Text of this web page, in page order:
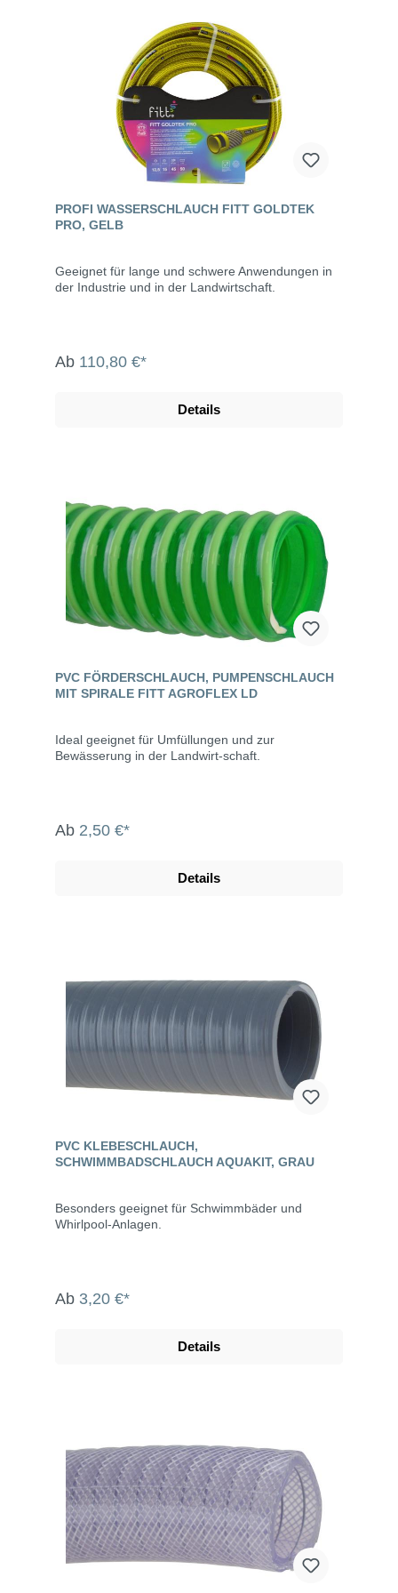
unter Druck. Eine sehr glatte Schlauchseele
erleichtert den Wasserdurchfluss und garantiert
eine gleichmäßige Durchflussmenge. Der
TRICOFLEX® Schlauch hat eine sehr dicke
Wandstärke und wird aus Qualitätsrohstoffen
hergestellt. Dadurch hat der Schlauch eine höhere
Alterungsbeständigkeit und Flexibilität. Die Decke
aus gelbem PVC schützt den Schlauch vor Abrieb
und UV-Strahlen. Schlauchseele: Weich-PVC,
schwarz, glattEinlagen: TNT Trikot-
GewebeZwischenschicht: Weich-
PVCSchlauchdecke: Weich-PVC, gelb, glatt, UV-
beständig, abriebfest Temperaturbereich: -15°C bis
+60°CBiegeradius: 500 mmBetriebsdruck: 8 bar
PROFI WASSERSCHLAUCH FITT GOLDTEK
PRO, GELB
Geeignet für lange und schwere Anwendungen in
der Industrie und in der Landwirtschaft.
Ab 110,80 €*
Details
PVC FÖRDERSCHLAUCH, PUMPENSCHLAUCH
MIT SPIRALE FITT AGROFLEX LD
Ideal geeignet für Umfüllungen und zur
Bewässerung in der Landwirt-schaft.
Ab 2,50 €*
Details
PVC KLEBESCHLAUCH,
SCHWIMMBADSCHLAUCH AQUAKIT, GRAU
Besonders geeignet für Schwimmbäder und
Whirlpool-Anlagen.
Ab 3,20 €*
Details